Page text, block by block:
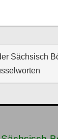
Sächsisch